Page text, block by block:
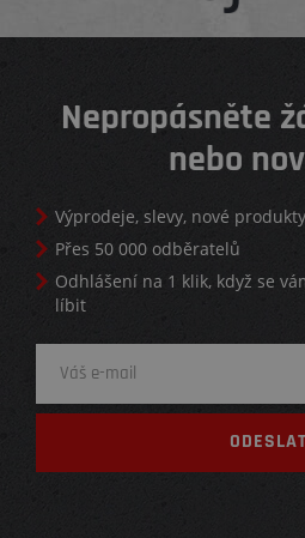
Nepropásněte
nebo
Výprodeje, slevy, nové
Přes 50 000 odběratelů
Odhlášení na 1 klik, když se
líbit